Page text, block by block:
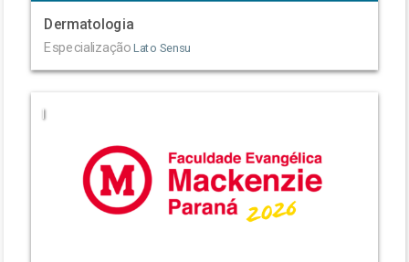
Dermatologia
Especialização Lato Sensu
|